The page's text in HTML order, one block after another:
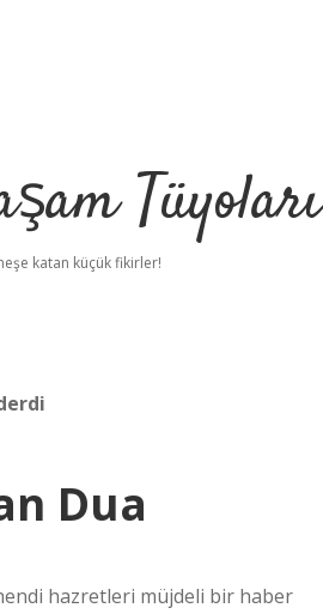
Tüyoları
katan küçük fikirler!
Dua
hazretleri müjdeli bir haber